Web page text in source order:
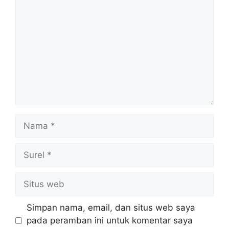
web
Simpan nama, email, dan situs web saya
pada peramban ini untuk komentar saya